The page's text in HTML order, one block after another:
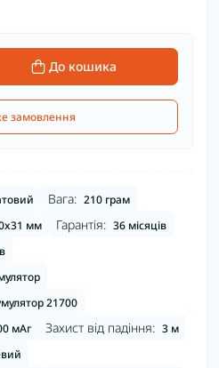
До кошика
замовлення
Вага: 210 грам
мм Гарантія: 36 місяців
21700
мАг Захист від падіння: 3 м